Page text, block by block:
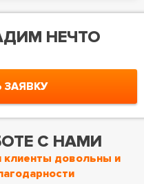
НЕЧТО
С НАМИ
довольны и